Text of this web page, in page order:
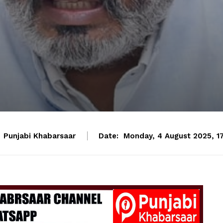
Punjabi Khabarsaar Date: Monday, 4 August 2025,